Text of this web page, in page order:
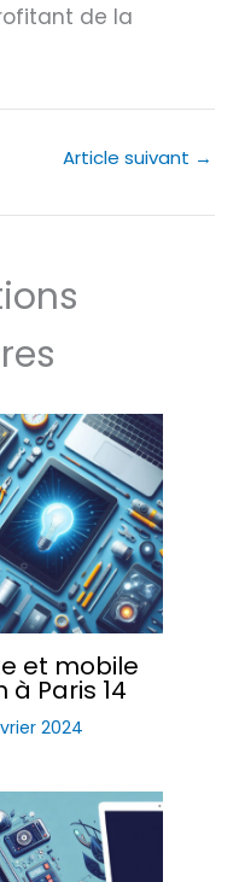
de la
Article suivant →
et mobile
à Paris 14
2024